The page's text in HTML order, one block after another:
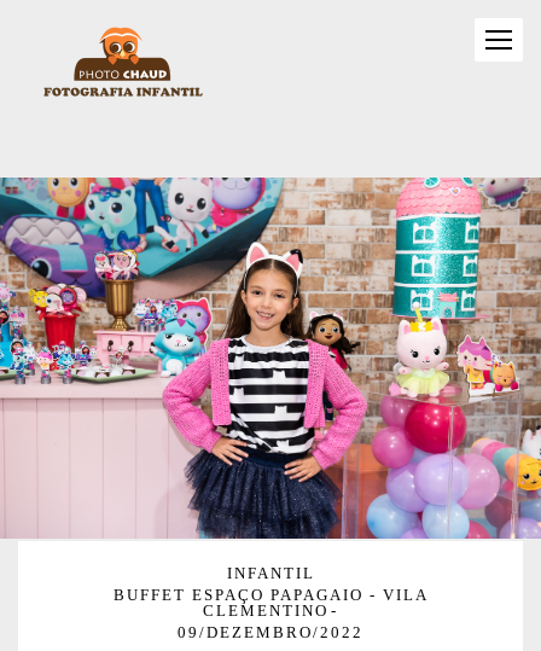
INFANTIL
BUFFET ESPAÇO PAPAGAIO - VILA
CLEMENTINO
09/DEZEMBRO/2022